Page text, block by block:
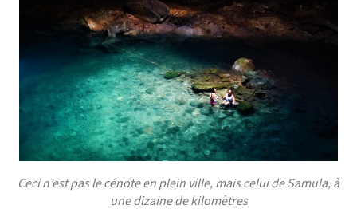
Ceci n’est pas le cénote en plein ville, mais celui de Samula, à
une dizaine de kilomètres